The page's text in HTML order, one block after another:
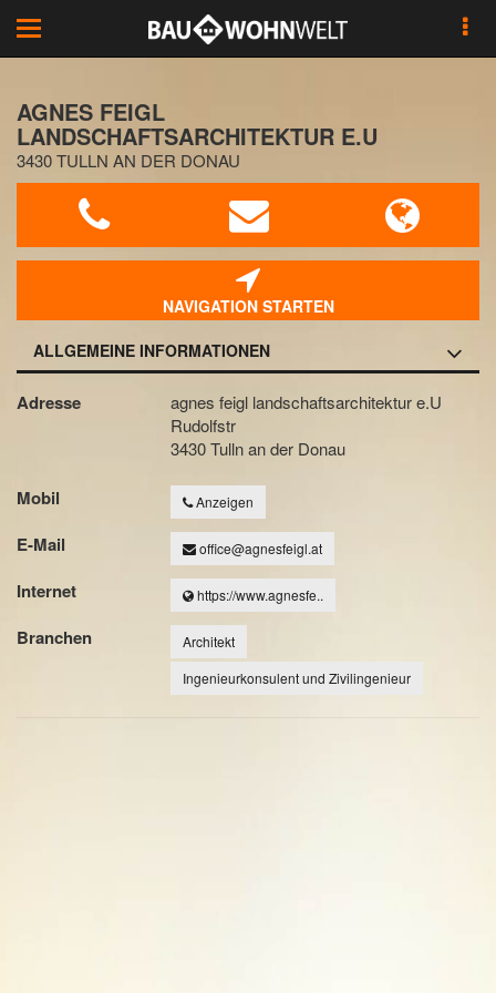
Toggle
navigation
AGNES FEIGL
LANDSCHAFTSARCHITEKTUR E.U
3430 TULLN AN DER DONAU
NAVIGATION STARTEN
ALLGEMEINE INFORMATIONEN
Adresse
agnes feigl landschaftsarchitektur e.U
Rudolfstr
3430 Tulln an der Donau
Mobil Anzeigen
E-Mail office@agnesfeigl.at
Internet https://www.agnesfe..
Branchen
Architekt
Ingenieurkonsulent und Zivilingenieur